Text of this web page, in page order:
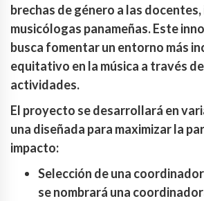
brechas de género a las
musicólogas panameñas. Este
busca fomentar un entorno más
equitativo en la música a través
actividades.
El proyecto se desarrollará en
una diseñada para maximizar la
impacto:
Selección de una
se nombrará una